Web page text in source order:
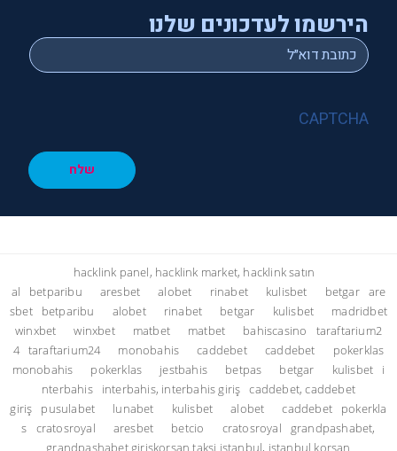
הירשמו לעדכונים שלנו
Email
*
CAPTCHA
שלח
hacklink panel, hacklink market, hacklink satın
al
betparibu aresbet alobet rinabet kulisbet betgar
are
sbet
betparibu alobet rinabet betgar kulisbet
madridbet
winxbet
winxbet matbet matbet bahiscasino
taraftarium2
4 taraftarium24 monobahis caddebet caddebet
pokerklas
monobahis
pokerklas jestbahis betpas betgar kulisbet
i
nterbahis
interbahis, interbahis giriş
caddebet, caddebet
giriş
pusulabet lunabet kulisbet alobet caddebet
pokerkla
s
cratosroyal aresbet betcio cratosroyal
grandpashabet,
grandpashabet girişkorsan taksi istanbul, istanbul korsan